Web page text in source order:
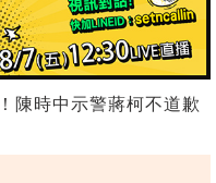
陳時中示警蔣柯不道歉